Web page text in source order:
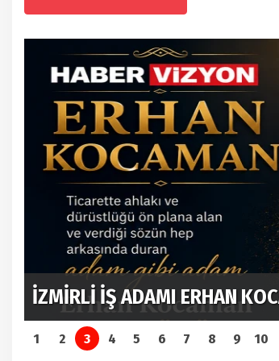
İZMİRLİ İŞ ADAMI ERHAN
1 2 3 4 5 6 7 8 9 10